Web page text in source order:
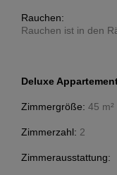
Rauchen:
Rauchen ist in den
Deluxe
Zimmergröße: 45 m²
Zimmerzahl: 2
Zimmerausstattung: